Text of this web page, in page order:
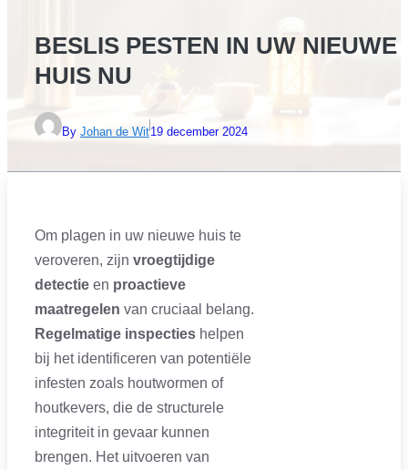
BESLIS PESTEN IN UW NIEUWE
HUIS NU
By Johan de Wit19 december 2024
Om plagen in uw nieuwe huis te
veroveren, zijn vroegtijdige
detectie en proactieve
maatregelen van cruciaal belang.
Regelmatige inspecties helpen
bij het identificeren van potentiële
infesten zoals houtwormen of
houtkevers, die de structurele
integriteit in gevaar kunnen
brengen. Het uitvoeren van